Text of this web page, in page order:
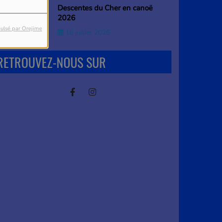
par Orejime
Descentes du Cher en canoë
2026
16 juillet 2026
NOUS SUR